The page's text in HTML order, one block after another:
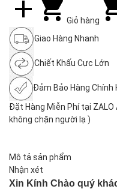
Giỏ hàng
Giao Hàng Nhanh
Chiết Khấu Cực Lớn
Đảm Bảo Hàng Chính
Đặt Hàng Miễn Phí tại
không chặn người lạ )
Mô tả sản phẩm
Nhận xét
Xin Kính Chào quý